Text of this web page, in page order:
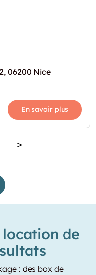
06200 Nice
En savoir plus
>
de
: des box de